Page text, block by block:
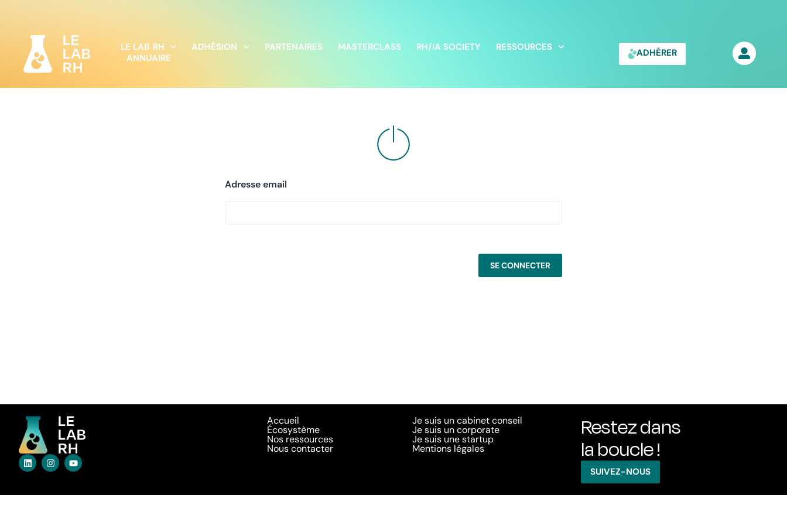
LE LAB RH ADHÉSION PARTENAIRES MASTERCLASS RH/IA SOCIETY
RESSOURCES
ANNUAIRE
ADHÉRER
Adresse email
Accueil
Écosystème
Nos ressources
Nous contacter
Je suis un cabinet conseil
Je suis un corporate
Je suis une startup
Mentions légales
Restez dans
la boucle !
SUIVEZ-NOUS